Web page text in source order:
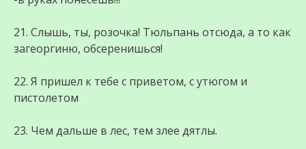
21. Слышь, ты, розочка! Тюльпань отсюда, а то как
загеоргиню, обсеренишься!
22. Я пришел к тебе с приветом, с утюгом и
пистолетом
23. Чем дальше в лес, тем злее дятлы.